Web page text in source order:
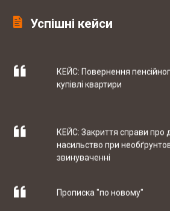
12-07 2017
Інтернет магазин
10-05 2017 ТОВ "РЕЙДЖ ЕНЕРДЖІ"
07-04 2017 ТОВ "ЮБТ ГРУП"
Успішні кейси
КЕЙС: Повернення
купівлі квартири
КЕЙС: Закриття справи про
насильство при
звинуваченні
Прописка "по новому"